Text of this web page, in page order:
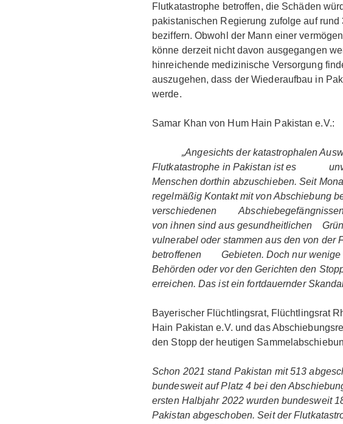
Flutkatastrophe betroffen, die Schäden
pakistanischen Regierung zufolge auf
beziffern. Obwohl der Mann einer
könne derzeit nicht davon ausgegangen
hinreichende medizinische Versorgung
auszugehen, dass der Wiederaufbau in
werde.
Samar Khan von Hum Hain Pakistan e.V.:
„Angesichts der katastrophalen
Flutkatastrophe in Pakistan ist es
Menschen dorthin abzuschieben. Seit
regelmäßig Kontakt mit von Abschiebung
verschiedenen Abschiebegefängnissen
von ihnen sind aus gesundheitlichen
vulnerabel oder stammen aus den von der
betroffenen Gebieten. Doch nur wenige
Behörden oder vor den Gerichten den
erreichen. Das ist ein fortdauernder
Bayerischer Flüchtlingsrat, Flüchtlingsrat
Hain Pakistan e.V. und das
den Stopp der heutigen
Schon 2021 stand Pakistan mit 513
bundesweit auf Platz 4 bei den
ersten Halbjahr 2022 wurden bundesweit
Pakistan abgeschoben. Seit der